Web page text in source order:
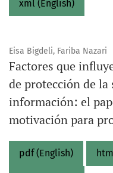
xml (English)
Eisa Bigdeli, Fariba Nazari
Factores que
de protección de la
información: el
motivación para
pdf (English)